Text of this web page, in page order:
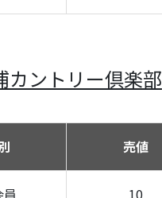
カントリー倶楽部
売値
10